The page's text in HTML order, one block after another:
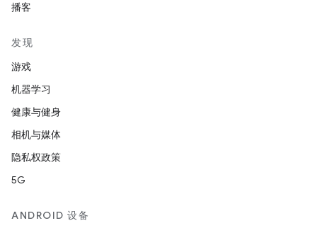
播客
发现
游戏
机器学习
健康与健身
相机与媒体
隐私权政策
5G
ANDROID 设备